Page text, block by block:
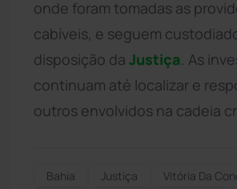
onde foram tomadas as
cabíveis, e seguem
disposição da Justiça . As
continuam até localizar e
outros envolvidos na cadeia
Bahia Justiça
Vitória Da